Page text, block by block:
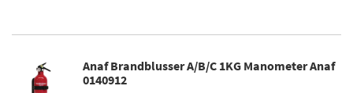
Anaf Brandblusser A/B/C 1KG Manometer Anaf
0140912